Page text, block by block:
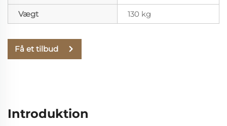
Vægt
130 kg
Få et tilbud
Introduktion